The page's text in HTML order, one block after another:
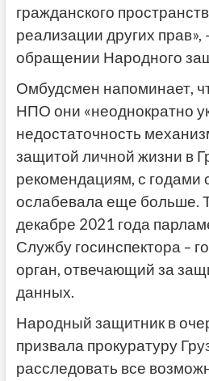
гражданского
реализации других прав»,
обращении Народного
Омбудсмен напоминает,
НПО они «неоднократно
недостаточность
защитой личной жизни в
рекомендациям, с годами
ослабевала еще больше.
декабре 2021 года
Службу госинспектора –
орган, отвечающий за
данных.
Народный защитник в
призвала прокуратуру
расследовать все